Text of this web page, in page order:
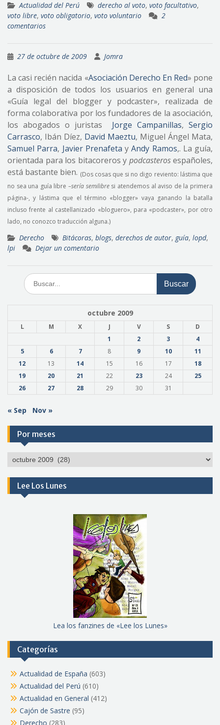
Actualidad del Perú derecho al voto, voto facultativo,
voto libre, voto obligatorio, voto voluntario
2
comentarios
27 de octubre de 2009 Jomra
La casi recién nacida «Asociación Derecho En Red» pone
a disposición de todos los usuarios en general una
«Guía legal del blogger y podcaster», realizada de
forma colaborativa por los fundadores de la asociación,
los abogados o juristas Jorge Campanillas, Sergio
Carrasco, Ibán Díez, David Maeztu, Miguel Ángel Mata,
Samuel Parra, Javier Prenafeta yAndy Ramos,. La guía,
orientada para los bitacoreros y podcasterosespañoles,
está bastante bien. (Dos cosas que si no digo reviento: lástima que
no sea una guía libre –sería semilibresi atendemos al aviso de la primera
página-, y lástima que el término «blogger» vaya ganando la batalla
incluso frente al castellanizado «bloguero», para «podcaster», por otro
lado, no conozco traducción alguna.)
Derecho Bitácoras, blogs, derechos de autor, guía, lopd,
lpi
Dejar un comentario
Buscar:
octubre 2009
L M X J V S
D
1
2 3
4
5
6 7 8 9 10
11
12
13 14 15 16 17
18
19
20 21 22 23 24
25
26
27 28 29 30 31
« Sep Nov »
Por meses
Por
Lee Los Lunes
Lea los fanzines de «Lee los Lunes»
Categorías
Actualidad de España (603)
Actualidad del Perú (610)
Actualidad en General (412)
Cajón de Sastre (95)
Derecho (283)